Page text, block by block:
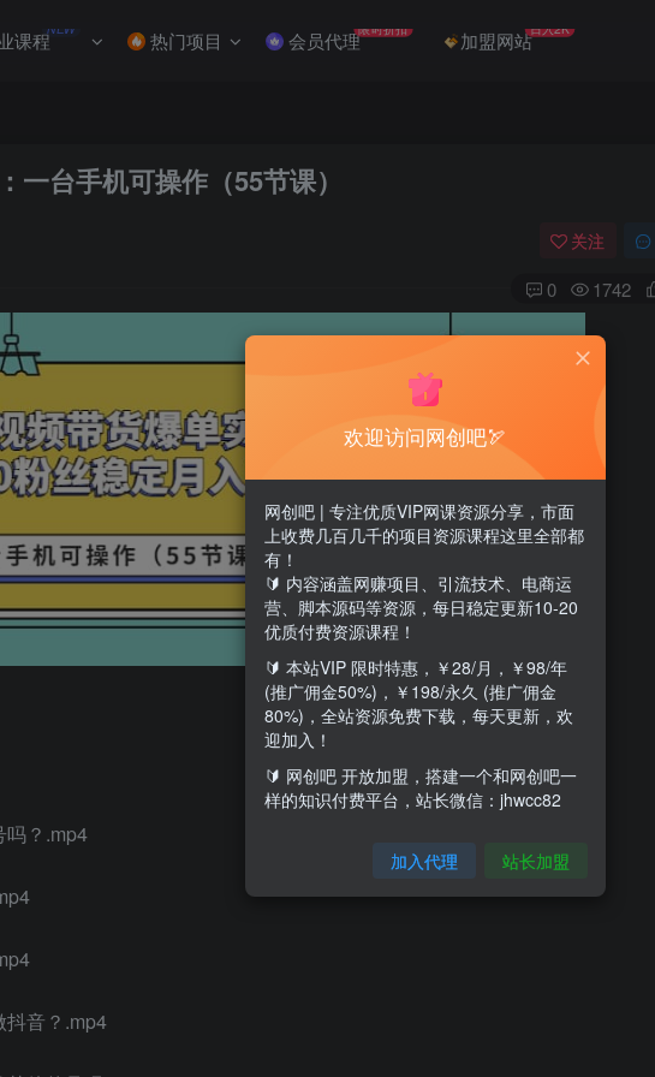
课程NEW 热门项目 会员代理限时折扣 加盟网站日入2K
一台手机可操作（55节课）
关注
0 1742
吗？.mp4
音？.mp4
欢迎访问网创吧🏹
网创吧 | 专注优质VIP网课资源分享，市面
上收费几百几千的项目资源课程这里全部都
有！
🔰 内容涵盖网赚项目、引流技术、电商运
营、脚本源码等资源，每日稳定更新10-20
优质付费资源课程！
🔰 本站VIP 限时特惠，￥28/月，￥98/年
(推广佣金50%)，￥198/永久 (推广佣金
80%)，全站资源免费下载，每天更新，欢
迎加入！
🔰 网创吧 开放加盟，搭建一个和网创吧一
样的知识付费平台，站长微信：jhwcc82
加入代理 站长加盟